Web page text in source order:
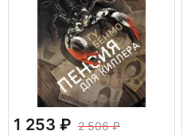
1 253
2 506